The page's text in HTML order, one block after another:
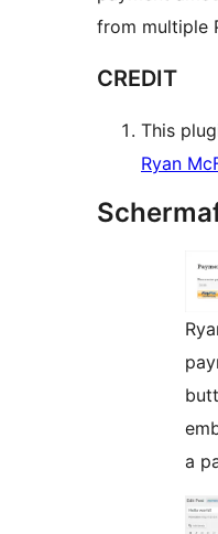
from multiple
CREDIT
This
Ryan
a